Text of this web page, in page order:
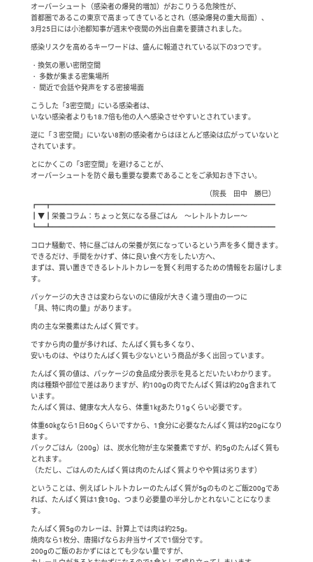
オーバーシュート（感染者の爆発的増加）がおこりうる危険性が、
首都圏であるこの東京で高まってきているとされ（感染爆発の重大局面）、
3月25日には小池都知事が週末や夜間の外出自粛を要請されました。
感染リスクを高めるキーワードは、盛んに報道されている以下の3つです。
・換気の悪い密閉空間
・ 多数が集まる密集場所
・ 間近で会話や発声をする密接場面
こうした「3密空間」にいる感染者は、
いない感染者よりも18.7倍も他の人へ感染させやすいとされています。
逆に「３密空間」にいない8割の感染者からはほとんど感染は広がっていないと
されています。
とにかくこの「3密空間」を避けることが、
オーバーシュートを防ぐ最も重要な要素であることをご承知おき下さい。
（院長 田中 勝巳）
┏━┳━━━━━━━━━━━━━━━━━━━━━━━━━━━━━━━━
┃▼┃栄養コラム：ちょっと気になる昼ごはん ～レトルトカレー～
┗━┻━━━━━━━━━━━━━━━━━━━━━━━━━━━━━━━━
コロナ騒動で、特に昼ごはんの栄養が気になっているという声を多く聞きます。
できるだけ、手間をかけず、体に良い食べ方をしたい方へ、
まずは、買い置きできるレトルトカレーを賢く利用するための情報をお届けしま
す。
パッケージの大きさは変わらないのに値段が大きく違う理由の一つに
「具、特に肉の量」があります。
肉の主な栄養素はたんぱく質です。
ですから肉の量が多ければ、たんぱく質も多くなり、
安いものは、やはりたんぱく質も少ないという商品が多く出回っています。
たんぱく質の値は、パッケージの食品成分表示を見るとだいたいわかります。
肉は種類や部位で差はありますが、約100gの肉でたんぱく質は約20g含まれて
います。
たんぱく質は、健康な大人なら、体重1㎏あたり1gくらい必要です。
体重60㎏なら1日60gくらいですから、1食分に必要なたんぱく質は約20gになり
ます。
パックごはん（200g）は、炭水化物が主な栄養素ですが、約5gのたんぱく質も
とれます。
（ただし、ごはんのたんぱく質は肉のたんぱく質よりやや質は劣ります）
ということは、例えばレトルトカレーのたんぱく質が5gのものとご飯200gであ
れば、たんぱく質は1食10g、つまり必要量の半分しかとれないことになりま
す。
たんぱく質5gのカレーは、計算上では肉は約25g。
焼肉なら1枚分、唐揚げならお弁当サイズで1個分です。
200gのご飯のおかずにはとても少ない量ですが、